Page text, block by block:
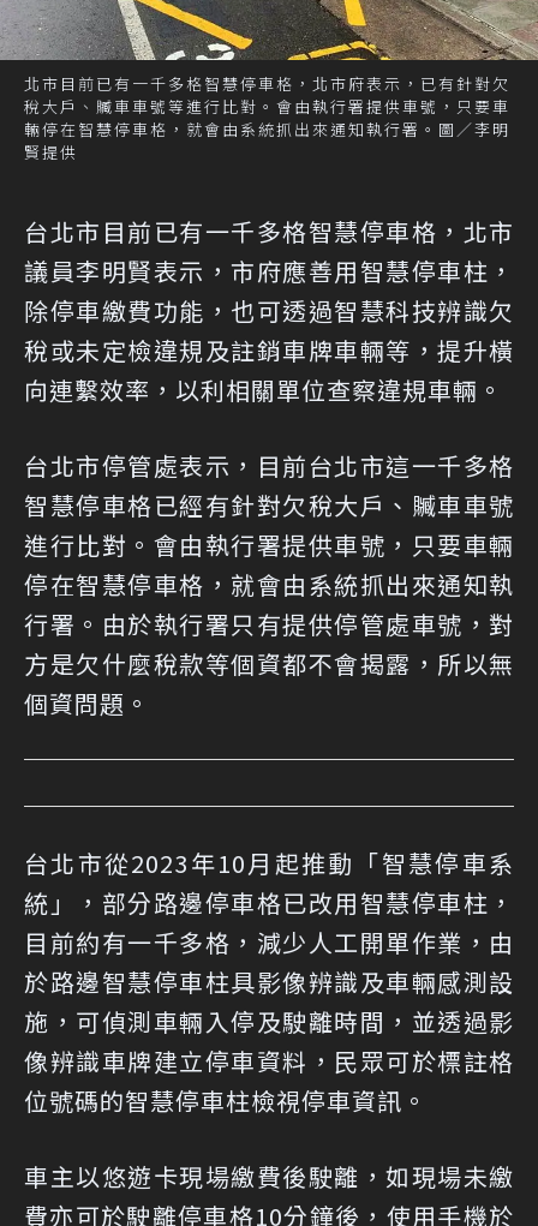
北市目前已有一千多格智慧停車格，北市府表示，已有針對欠
稅大戶、贓車車號等進行比對。會由執行署提供車號，只要車
輛停在智慧停車格，就會由系統抓出來通知執行署。圖／李明
賢提供
台北市目前已有一千多格智慧停車格，北市
議員李明賢表示，市府應善用智慧停車柱，
除停車繳費功能，也可透過智慧科技辨識欠
稅或未定檢違規及註銷車牌車輛等，提升橫
向連繫效率，以利相關單位查察違規車輛。
台北市停管處表示，目前台北市這一千多格
智慧停車格已經有針對欠稅大戶、贓車車號
進行比對。會由執行署提供車號，只要車輛
停在智慧停車格，就會由系統抓出來通知執
行署。由於執行署只有提供停管處車號，對
方是欠什麼稅款等個資都不會揭露，所以無
個資問題。
台北市從2023年10月起推動「智慧停車系
統」，部分路邊停車格已改用智慧停車柱，
目前約有一千多格，減少人工開單作業，由
於路邊智慧停車柱具影像辨識及車輛感測設
施，可偵測車輛入停及駛離時間，並透過影
像辨識車牌建立停車資料，民眾可於標註格
位號碼的智慧停車柱檢視停車資訊。
車主以悠遊卡現場繳費後駛離，如現場未繳
費亦可於駛離停車格10分鐘後，使用手機於